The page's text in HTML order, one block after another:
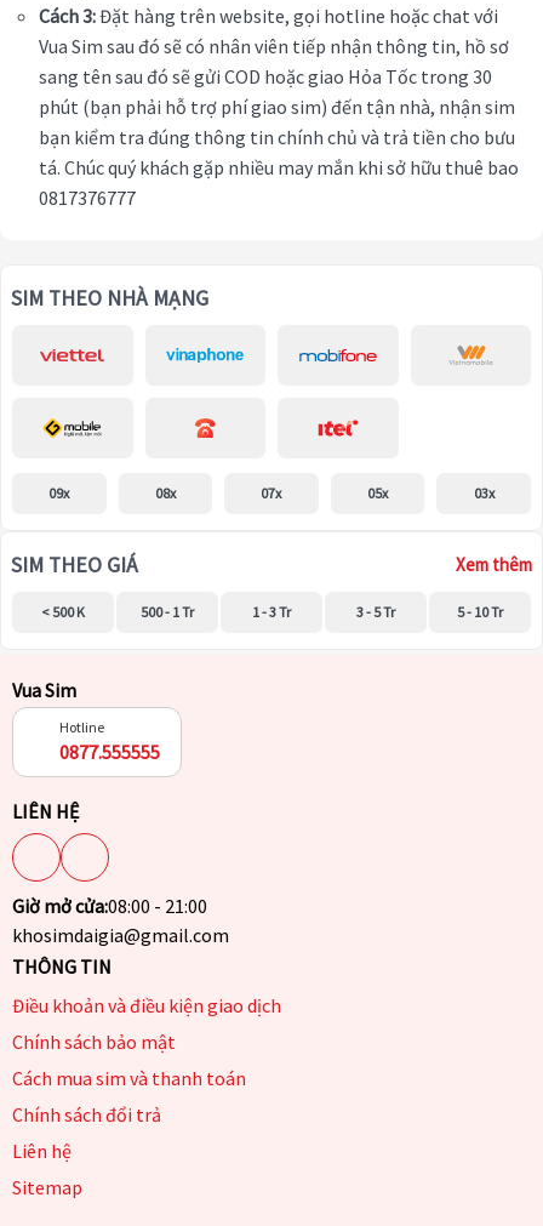
Cách 3:Đặt hàng trên website, gọi hotline hoặc chat với
Vua Sim sau đó sẽ có nhân viên tiếp nhận thông tin, hồ sơ
sang tên sau đó sẽ gửi COD hoặc giao Hỏa Tốc trong 30
phút (bạn phải hỗ trợ phí giao sim) đến tận nhà, nhận sim
bạn kiểm tra đúng thông tin chính chủ và trả tiền cho bưu
tá. Chúc quý khách gặp nhiều may mắn khi sở hữu thuê bao
0817376777
SIM THEO NHÀ MẠNG
09x 08x 07x 05x 03x
SIM THEO GIÁ Xem thêm
< 500 K 500 - 1 Tr 1 - 3 Tr 3 - 5 Tr 5 - 10 Tr
Vua Sim
Hotline
0877.555555
LIÊN HỆ
Giờ mở cửa:08:00 - 21:00
khosimdaigia@gmail.com
THÔNG TIN
Điều khoản và điều kiện giao dịch
Chính sách bảo mật
Cách mua sim và thanh toán
Chính sách đổi trả
Liên hệ
Sitemap